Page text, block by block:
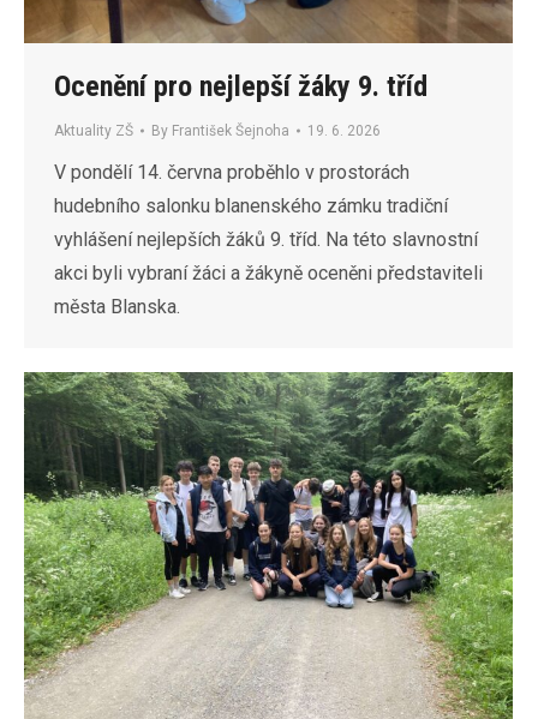
Ocenění pro nejlepší žáky 9. tříd
Aktuality ZŠ By František Šejnoha 19. 6. 2026
V pondělí 14. června proběhlo v prostorách
hudebního salonku blanenského zámku tradiční
vyhlášení nejlepších žáků 9. tříd. Na této slavnostní
akci byli vybraní žáci a žákyně oceněni představiteli
města Blanska.